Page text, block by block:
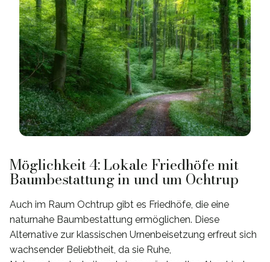
Möglichkeit 4: Lokale Friedhöfe mit
Baumbestattung in und um Ochtrup
Auch im Raum Ochtrup gibt es Friedhöfe, die eine
naturnahe Baumbestattung ermöglichen. Diese
Alternative zur klassischen Urnenbeisetzung erfreut sich
wachsender Beliebtheit, da sie Ruhe,